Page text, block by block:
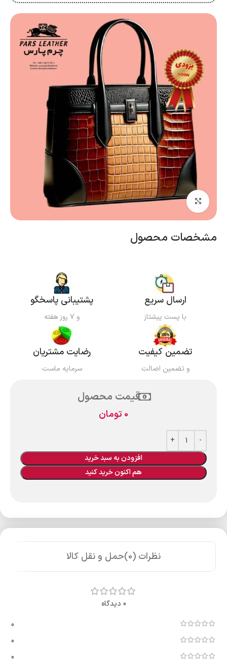
بزرگنمایی تصویر
مشخصات محصول
ارسال سریع
با پست پیشتاز
پشتیبانی پاسخگو
و ۷ روز هفته
تضمین کیفیت
و تضمین اصالت
رضایت مشتریان
سرمایه ماست
قیمت محصول
0 تومان
افزودن به سبد خرید
هم اکنون خرید کنید
نظرات (0) حمل و نقل کالا
0 دیدگاه
0
0
0